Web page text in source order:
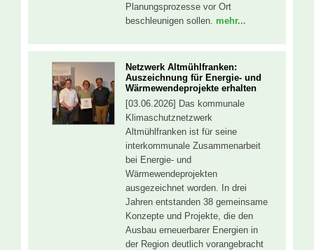
Planungsprozesse vor Ort
beschleunigen sollen. mehr...
Netzwerk Altmühlfranken:
Auszeichnung für Energie- und
Wärmewendeprojekte erhalten
[03.06.2026] Das kommunale
Klimaschutznetzwerk
Altmühlfranken ist für seine
interkommunale Zusammenarbeit
bei Energie- und
Wärmewendeprojekten
ausgezeichnet worden. In drei
Jahren entstanden 38 gemeinsame
Konzepte und Projekte, die den
Ausbau erneuerbarer Energien in
der Region deutlich vorangebracht